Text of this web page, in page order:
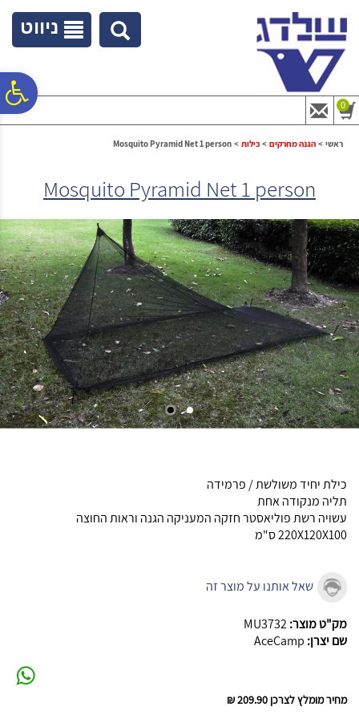
נגישות
ניווט
0
ראשי > הגנה מחרקים > כילות >
Mosquito Pyramid Net 1 person
Mosquito Pyramid Net 1 person
כילת יחיד משולשת / פרמידה
תליה מנקודה אחת
עשויה רשת פוליאסטר חזקה המעניקה הגנה וראות החוצה
220X120X100 ס"מ
שאל אותנו על מוצר זה
מק"ט מוצר:MU3732
שם יצרן: AceCamp
מחיר מומלץ לצרכן 209.90 ₪